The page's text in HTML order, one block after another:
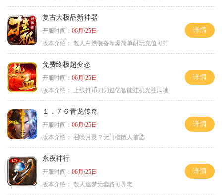
复古大极品新神器
开服时间： 06月/25日
版本介绍： 散人白漂装备靠爆简单耐玩充值可打
详情
免费终极超变态
开服时间： 06月/25日
版本介绍：
上线打币刀刀过亿智能挂机光柱满地
详情
１．７６青龙传奇
开服时间： 06月/25日
版本介绍： 召唤月灵？无门槛散人首选
详情
永夜神行
开服时间： 06月/25日
版本介绍： 散人追梦无套路可养老
详情